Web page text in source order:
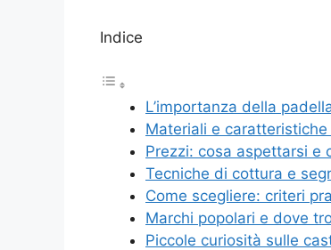
Indice
L’importanza della
Materiali e caratteristiche
Prezzi: cosa aspettarsi e
Tecniche di cottura e
Come scegliere: criteri
Marchi popolari e dove
Piccole curiosità sulle